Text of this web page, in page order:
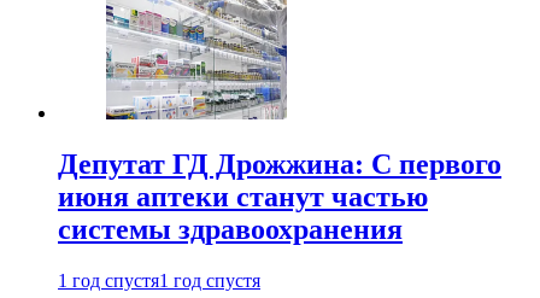
Депутат ГД Дрожжина: С первого
июня аптеки станут частью
системы здравоохранения
1 год спустя1 год спустя